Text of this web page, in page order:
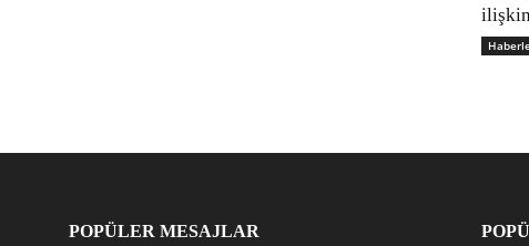
ilişkin
POPÜLER MESAJLAR